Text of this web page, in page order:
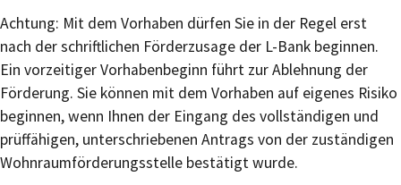
Achtung: Mit dem Vorhaben dürfen Sie in der Regel erst
nach der schriftlichen Förderzusage der L-Bank beginnen.
Ein vorzeitiger Vorhabenbeginn führt zur Ablehnung der
Förderung. Sie können mit dem Vorhaben auf eigenes Risiko
beginnen, wenn Ihnen der Eingang des vollständigen und
prüffähigen, unterschriebenen Antrags von der zuständigen
Wohnraumförderungsstelle bestätigt wurde.